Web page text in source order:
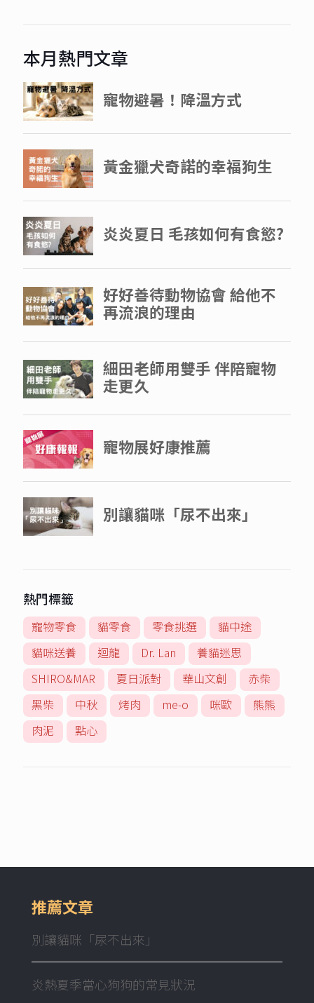
本月熱門文章
熱門標籤
寵物零食 貓零食 零食挑選
貓中途
貓咪送養
迴龍 Dr. Lan
養貓迷思
SHIRO&MAR
夏日派對 華山文創
赤柴
黑柴
中秋 烤肉 me-o 咪歐
熊熊
肉泥
點心
推薦文章
別讓貓咪「尿不出來」
炎熱夏季當心狗狗的常見狀況